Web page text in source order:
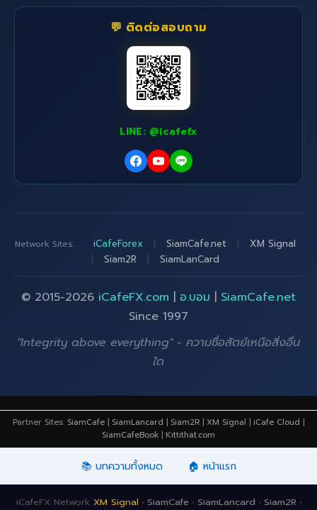
💬 ติดต่อสอบถาม
LINE: @icafefx
Network Sites: iCafeForex SiamCafe.net
XM Signal
Siam2R SiamLanCard
© 2015-2026 iCafeFX.com | อ.บอม | SiamCafe.net
Since 1997
"Integrity above everything" - ความซื่อสัตย์เหนือสิ่งอื่น
ใด
Partner Sites: SiamCafe | SiamLancard | Siam2R | XM Signal | iCafe Cloud |
SiamCafeBook | Kittithat.com
📚 บทความทั้งหมด 🏠 หน้าแรก
iCafeFX Network XM Signal · SiamCafe · SiamLancard · Siam2R ·